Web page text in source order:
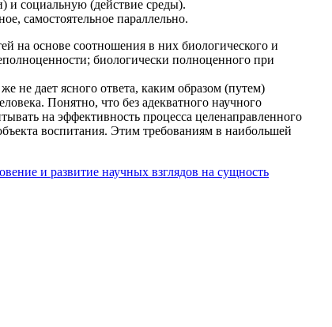
и социальную (действие среды).
самостоятельное параллельно.
на основе соотношения в них биологического и
биологически полноценного при
не дает ясного ответа, каким образом (путем)
Понятно, что без адекватного научного
на эффективность процесса целенаправленного
воспитания. Этим требованиям в наибольшей
и развитие научных взглядов на сущность